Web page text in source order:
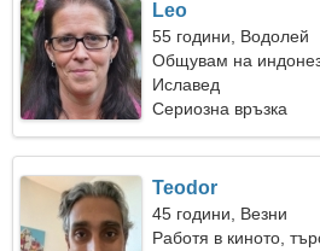
Leo
55 години, Водолей
Общувам на
Иславед
Сериозна връзка
Teodor
45 години, Везни
Работя в киното,